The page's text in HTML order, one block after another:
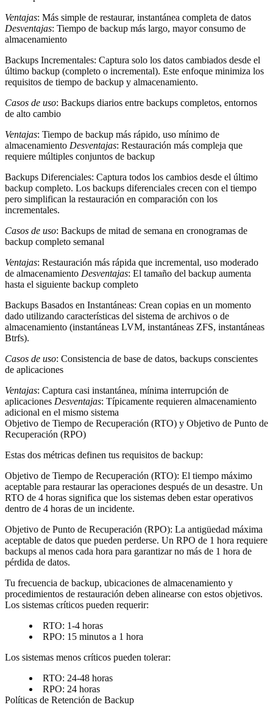
Ventajas: Más simple de restaurar, instantánea completa de datos
Desventajas: Tiempo de backup más largo, mayor consumo de
almacenamiento
Backups Incrementales: Captura solo los datos cambiados desde el
último backup (completo o incremental). Este enfoque minimiza los
requisitos de tiempo de backup y almacenamiento.
Casos de uso: Backups diarios entre backups completos, entornos
de alto cambio
Ventajas: Tiempo de backup más rápido, uso mínimo de
almacenamiento Desventajas: Restauración más compleja que
requiere múltiples conjuntos de backup
Backups Diferenciales: Captura todos los cambios desde el último
backup completo. Los backups diferenciales crecen con el tiempo
pero simplifican la restauración en comparación con los
incrementales.
Casos de uso: Backups de mitad de semana en cronogramas de
backup completo semanal
Ventajas: Restauración más rápida que incremental, uso moderado
de almacenamiento Desventajas: El tamaño del backup aumenta
hasta el siguiente backup completo
Backups Basados en Instantáneas: Crean copias en un momento
dado utilizando características del sistema de archivos o de
almacenamiento (instantáneas LVM, instantáneas ZFS, instantáneas
Btrfs).
Casos de uso: Consistencia de base de datos, backups conscientes
de aplicaciones
Ventajas: Captura casi instantánea, mínima interrupción de
aplicaciones Desventajas: Típicamente requieren almacenamiento
adicional en el mismo sistema
Objetivo de Tiempo de Recuperación (RTO) y Objetivo de Punto de
Recuperación (RPO)
Estas dos métricas definen tus requisitos de backup:
Objetivo de Tiempo de Recuperación (RTO): El tiempo máximo
aceptable para restaurar las operaciones después de un desastre. Un
RTO de 4 horas significa que los sistemas deben estar operativos
dentro de 4 horas de un incidente.
Objetivo de Punto de Recuperación (RPO): La antigüedad máxima
aceptable de datos que pueden perderse. Un RPO de 1 hora requiere
backups al menos cada hora para garantizar no más de 1 hora de
pérdida de datos.
Tu frecuencia de backup, ubicaciones de almacenamiento y
procedimientos de restauración deben alinearse con estos objetivos.
Los sistemas críticos pueden requerir:
RTO: 1-4 horas
RPO: 15 minutos a 1 hora
Los sistemas menos críticos pueden tolerar:
RTO: 24-48 horas
RPO: 24 horas
Políticas de Retención de Backup